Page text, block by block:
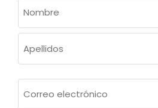
(OBLIGATORIO)
Nombre
electrónico